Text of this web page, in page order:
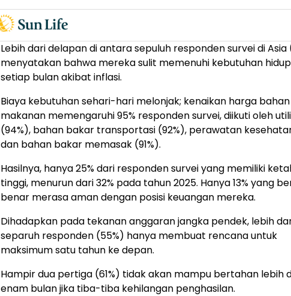
Lebih dari delapan di antara sepuluh responden survei di Asia
menyatakan bahwa mereka sulit memenuhi kebutuhan hidup
setiap bulan akibat inflasi.
Biaya kebutuhan sehari-hari melonjak; kenaikan harga bahan
makanan memengaruhi 95% responden survei, diikuti oleh
(94%), bahan bakar transportasi (92%), perawatan
dan bahan bakar memasak (91%).
Hasilnya, hanya 25% dari responden survei yang memiliki
tinggi, menurun dari 32% pada tahun 2025. Hanya 13% yang
benar merasa aman dengan posisi keuangan mereka.
Dihadapkan pada tekanan anggaran jangka pendek, lebih
separuh responden (55%) hanya membuat rencana untuk
maksimum satu tahun ke depan.
Hampir dua pertiga (61%) tidak akan mampu bertahan lebih
enam bulan jika tiba-tiba kehilangan penghasilan.